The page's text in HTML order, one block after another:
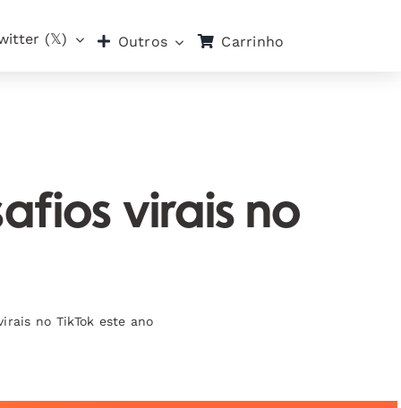
(𝕏) Outros Carrinho
virais no
no TikTok este ano